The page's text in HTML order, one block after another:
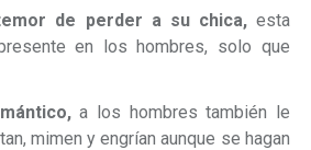
de perder a su chica,esta
en los hombres, solo que
a los hombres también le
mimen y engrían aunque se hagan